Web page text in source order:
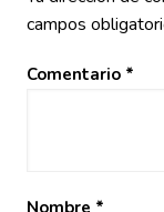
campos
Comentario *
Nombre *